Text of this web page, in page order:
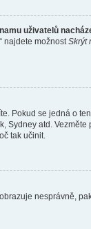
uživatelů
najdete možnost Skrýt
se jedná o
atd.
tak učinit.
nesprávně,